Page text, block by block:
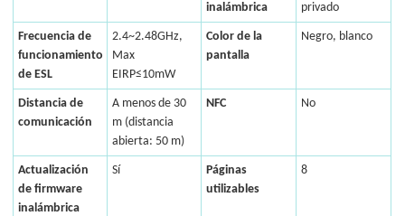
inalámbrica
privado
Frecuencia de
funcionamiento
de ESL
2.4~2.48GHz,
Max
EIRP≤10mW
Color de la
pantalla
Negro, blanco
Distancia de
comunicación
A menos de 30
m (distancia
abierta: 50 m)
NFC No
Actualización
de firmware
inalámbrica
Sí
Páginas
utilizables
8